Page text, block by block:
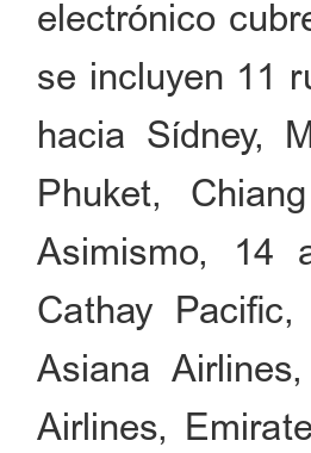
electrónico
se incluyen 11
hacia Sídney,
Phuket,
Asimismo, 14
Cathay
Asiana
Airlines,